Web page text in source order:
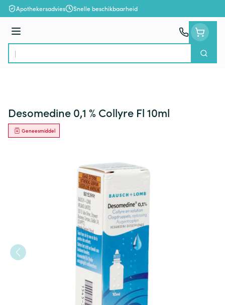
Ga naar de inhoud
Apothekersadvies Snelle beschikbaarheid
Menu
Product, merk, categorie...
Zoek
Desomedine 0,1 % Collyre Fl 10ml
Geneesmiddel